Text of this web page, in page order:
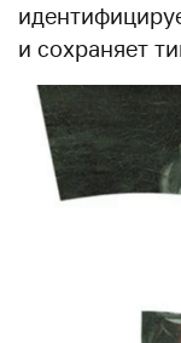
и сохраняет